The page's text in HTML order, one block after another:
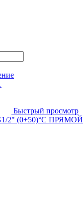
Быстрый просмотр
2" (0+50)°C ПРЯМОЙ